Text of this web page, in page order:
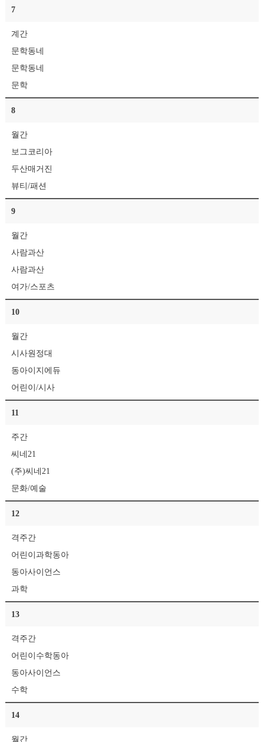
7
계간
문학동네
문학동네
문학
8
월간
보그코리아
두산매거진
뷰티/패션
9
월간
사람과산
사람과산
여가/스포츠
10
월간
시사원정대
동아이지에듀
어린이/시사
11
주간
씨네21
(주)씨네21
문화/예술
12
격주간
어린이과학동아
동아사이언스
과학
13
격주간
어린이수학동아
동아사이언스
수학
14
월간